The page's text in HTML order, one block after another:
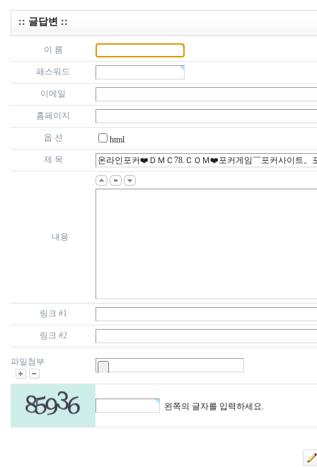
:: 글답변 ::
이 름
패스워드
이메일
홈페이지
옵 션
html
제 목
내용
링크 #1
링크 #2
파일첨부
왼쪽의 글자를 입력하세요.